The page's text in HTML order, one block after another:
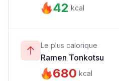
42 kcal
Le plus calorique
Ramen Tonkotsu
680 kcal